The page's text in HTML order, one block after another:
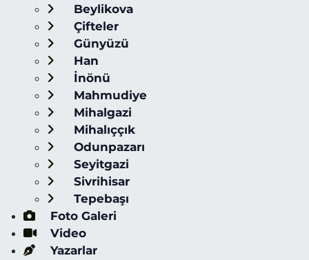
Beylikova
Çifteler
Günyüzü
Han
İnönü
Mahmudiye
Mihalgazi
Mihalıççık
Odunpazarı
Seyitgazi
Sivrihisar
Tepebaşı
Foto Galeri
Video
Yazarlar